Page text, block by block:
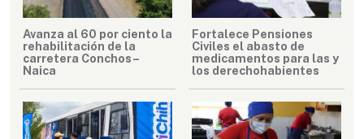
Avanza al 60 por ciento la
rehabilitación de la
carretera Conchos–
Naica
Fortalece Pensiones
Civiles el abasto de
medicamentos para las y
los derechohabientes